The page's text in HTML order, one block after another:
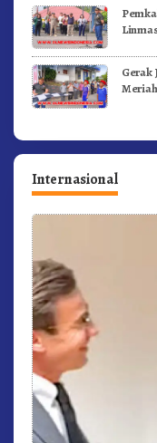
Gerak
Internasional